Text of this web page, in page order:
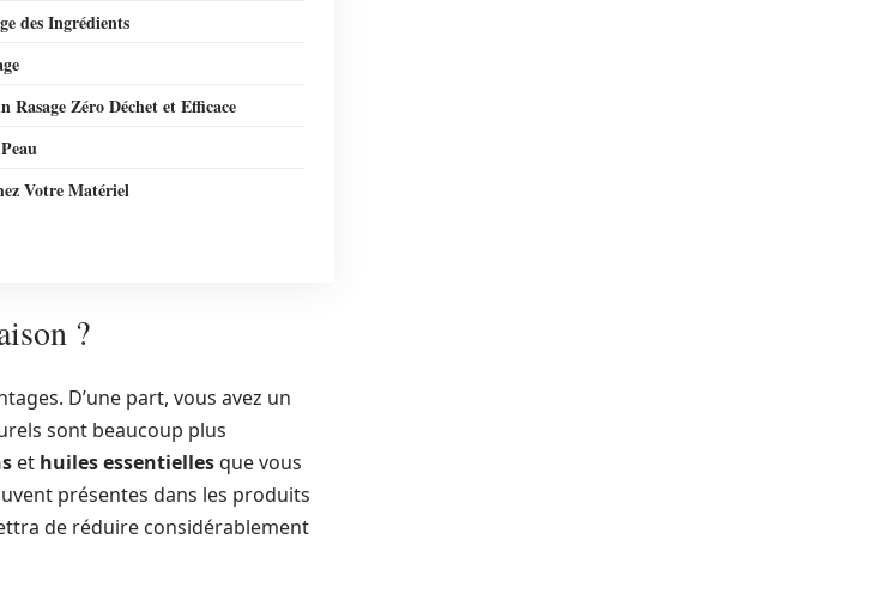
des Ingrédients
Rasage Zéro Déchet et Efficace
Votre Matériel
?
D’une part, vous avez un
sont beaucoup plus
et huiles essentiellesque vous
présentes dans les produits
de réduire considérablement